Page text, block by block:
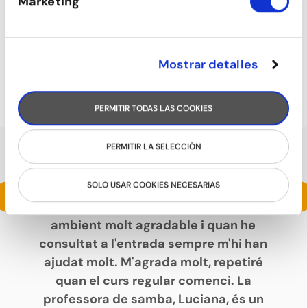
Mostrar detalles
PERMITIR TODAS LAS COOKIES
PERMITIR LA SELECCIÓN
SOLO USAR COOKIES NECESARIAS
COMERCIAL DANCE
PARLEN DE NOSALTRES
<
Estic fent un intensiu de samba i m'està
encantant. L'escola és espaiosa, amb un
ambient molt agradable i quan he
consultat a l'entrada sempre m'hi han
ajudat molt. M'agrada molt, repetiré
quan el curs regular comenci. La
professora de samba, Luciana, és un
>